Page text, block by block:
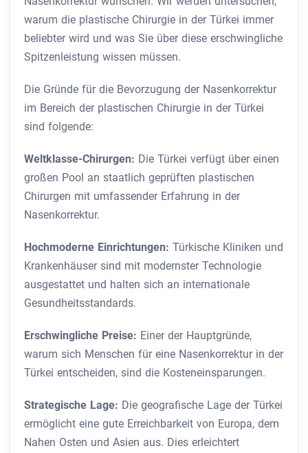
warum die plastische Chirurgie in der Türkei immer
beliebter wird und was Sie über diese erschwingliche
Spitzenleistung wissen müssen.
Die Gründe für die Bevorzugung der Nasenkorrektur
im Bereich der plastischen Chirurgie in der Türkei
sind folgende:
Weltklasse-Chirurgen: Die Türkei verfügt über einen
großen Pool an staatlich geprüften plastischen
Chirurgen mit umfassender Erfahrung in der
Nasenkorrektur.
Hochmoderne Einrichtungen: Türkische Kliniken und
Krankenhäuser sind mit modernster Technologie
ausgestattet und halten sich an internationale
Gesundheitsstandards.
Erschwingliche Preise: Einer der Hauptgründe,
warum sich Menschen für eine Nasenkorrektur in der
Türkei entscheiden, sind die Kosteneinsparungen.
Strategische Lage: Die geografische Lage der Türkei
ermöglicht eine gute Erreichbarkeit von Europa, dem
Nahen Osten und Asien aus. Dies erleichtert